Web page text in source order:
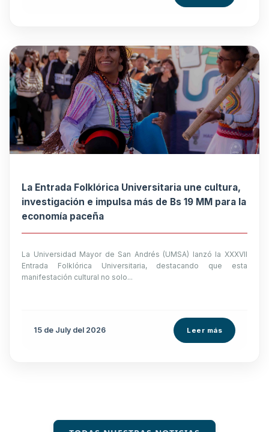
La Entrada Folklórica Universitaria une cultura,
investigación e impulsa más de Bs 19 MM para la
economía paceña
La Universidad Mayor de San Andrés (UMSA) lanzó la XXXVII
Entrada Folklórica Universitaria, destacando que esta
manifestación cultural no solo...
15 de July del 2026 Leer más